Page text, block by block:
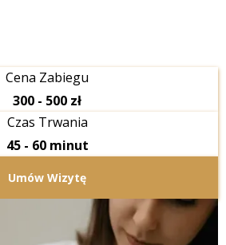
Cena Zabiegu
300 - 500 zł
Czas Trwania
45 - 60 minut
Umów Wizytę